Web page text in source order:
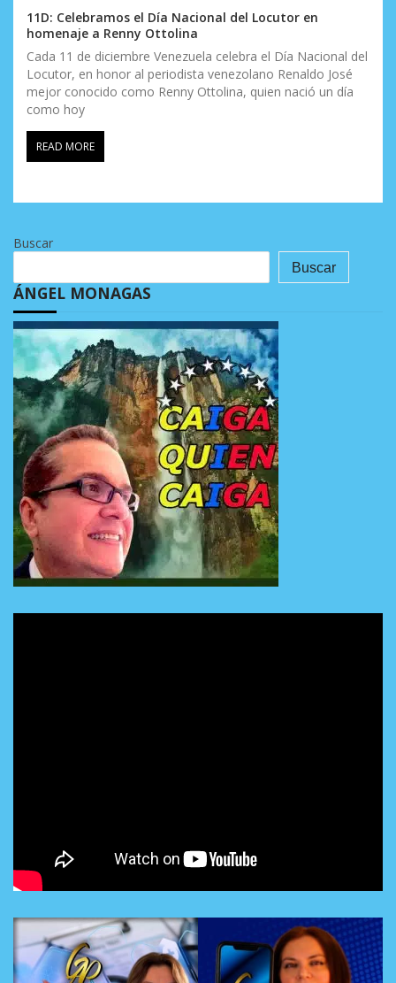
11D: Celebramos el Día Nacional del Locutor en
homenaje a Renny Ottolina
Cada 11 de diciembre Venezuela celebra el Día Nacional del
Locutor, en honor al periodista venezolano Renaldo José
mejor conocido como Renny Ottolina, quien nació un día
como hoy
READ MORE
Buscar
Buscar
ÁNGEL MONAGAS